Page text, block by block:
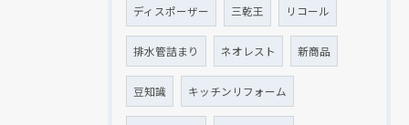
ディスポーザー 三乾王 リコール
排水管詰まり ネオレスト 新商品
豆知識 キッチンリフォーム